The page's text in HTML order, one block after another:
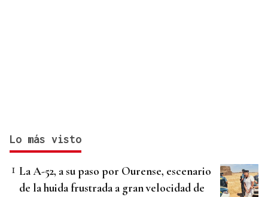
Lo más visto
La A-52, a su paso por Ourense, escenario
de la huida frustrada a gran velocidad de